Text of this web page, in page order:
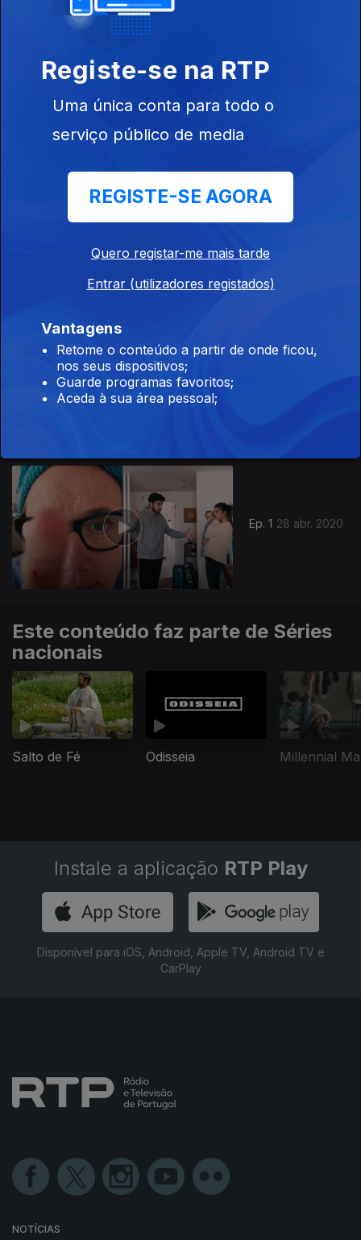
Ep. 4
Ep. 1 28 abr. 2020
469555
Este conteúdo faz parte de Séries
nacionais
Salto de Fé Odisseia Millennial
Instale a aplicação RTP Play
Disponível para iOS, Android, Apple TV, Android TV e
CarPlay
NOTÍCIAS
Registe-se na RTP
Uma única conta para todo o
serviço público de media
REGISTE-SE AGORA
Quero registar-me mais tarde
Entrar (utilizadores registados)
Vantagens
Retome o conteúdo a partir de onde ficou,
nos seus dispositivos;
Guarde programas favoritos;
Aceda à sua área pessoal;